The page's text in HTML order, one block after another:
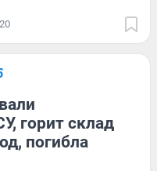
20
горит склад
погибла